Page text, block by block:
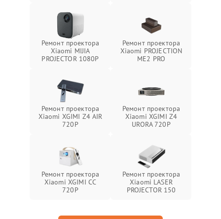
Ремонт проектора
Xiaomi MIJIA
PROJECTOR 1080P
Ремонт проектора
Xiaomi PROJECTION
ME2 PRO
Ремонт проектора
Xiaomi XGIMI Z4 AIR
720P
Ремонт проектора
Xiaomi XGIMI Z4
URORA 720P
Ремонт проектора
Xiaomi XGIMI CC
720P
Ремонт проектора
Xiaomi LASER
PROJECTOR 150